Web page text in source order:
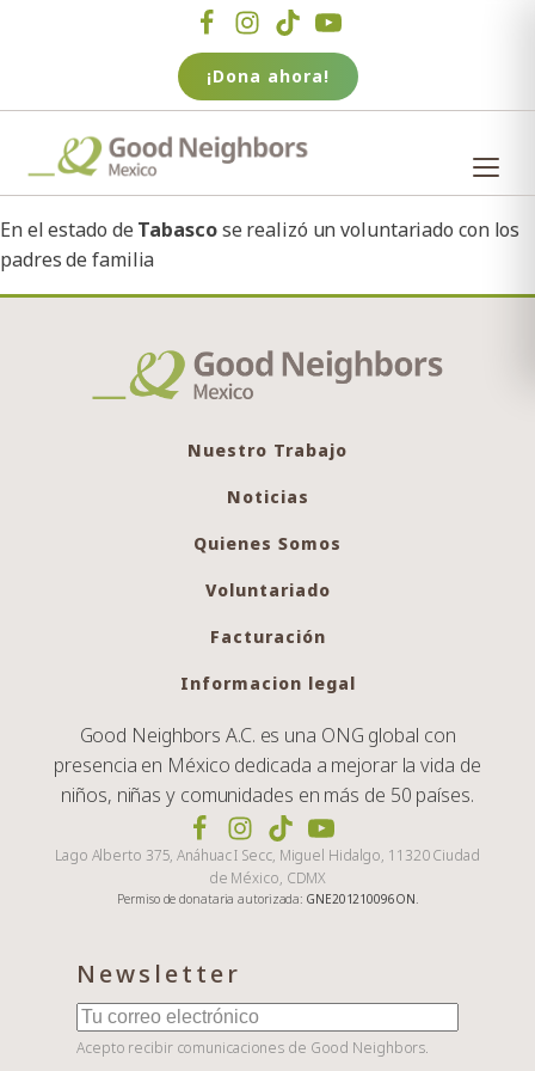
¡Dona ahora!
En el estado de Tabascose realizó un voluntariado con los
padres de familia
Nuestro Trabajo
Noticias
Quienes Somos
Voluntariado
Facturación
Informacion legal
Good Neighbors A.C. es una ONG global con
presencia en México dedicada a mejorar la vida de
niños, niñas y comunidades en más de 50 países.
Lago Alberto 375, Anáhuac I Secc, Miguel Hidalgo, 11320 Ciudad
de México, CDMX
Permiso de donataria autorizada: GNE201210096ON.
Newsletter
Acepto recibir comunicaciones de Good Neighbors.